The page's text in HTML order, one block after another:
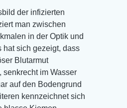
der infizierten
man zwischen
in der Optik und
hat sich gezeigt, dass
Blutarmut
senkrecht im Wasser
auf den Bodengrund
kennzeichnet sich